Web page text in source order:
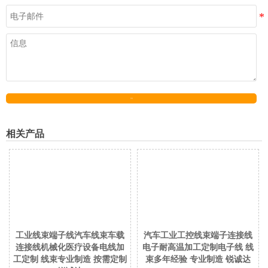
相关产品
工业线束端子线汽车线束车载
连接线机械化医疗设备电线加
工定制 线束专业制造 按需定制
汽车工业工控线束端子连接线
电子耐高温加工定制电子线 线
束多年经验 专业制造 锐诚达